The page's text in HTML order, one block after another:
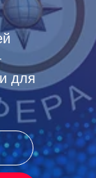
для